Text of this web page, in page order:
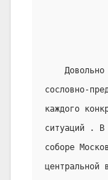
Довольно
сословно-
каждого
ситуаций .
соборе